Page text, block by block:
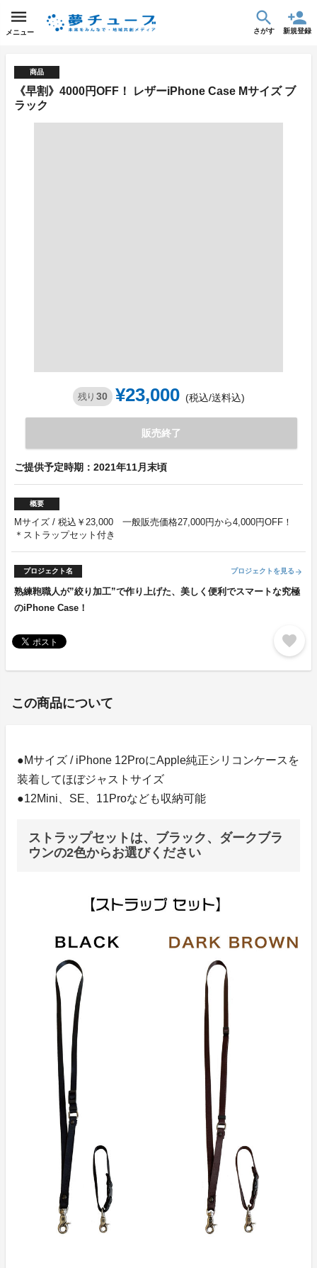
メニュー さがす 新規登録
商品
《早割》4000円OFF！ レザーiPhone Case Mサイズ ブ
ラック
残り 30 ¥23,000 (税込/送料込)
販売終了
ご提供予定時期：2021年11月末頃
概要
Mサイズ / 税込￥23,000 一般販売価格27,000円から4,000円OFF！
＊ストラップセット付き
プロジェクト名 プロジェクトを見る arrow_forward
熟練鞄職人が”絞り加工”で作り上げた、美しく便利でスマートな究極
のiPhone Case！
favorite
この商品について
●Mサイズ / iPhone 12ProにApple純正シリコンケースを
装着してほぼジャストサイズ
●12Mini、SE、11Proなども収納可能
ストラップセットは、ブラック、ダークブラ
ウンの2色からお選びください